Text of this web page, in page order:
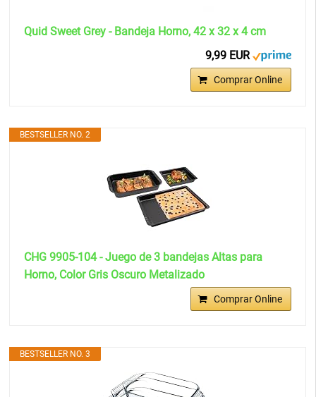
Quid Sweet Grey - Bandeja Horno, 42 x 32 x 4 cm
9,99 EUR
Comprar Online
BESTSELLER NO. 2
CHG 9905-104 - Juego de 3 bandejas Altas para
Horno, Color Gris Oscuro Metalizado
Comprar Online
BESTSELLER NO. 3